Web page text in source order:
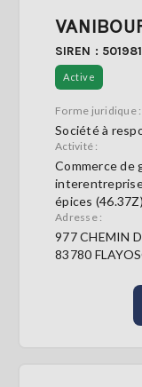
SIREN :
Active
Forme juridique :
Société à
Activité :
Commerce de
épices (46.37Z)
Adresse :
977 CHEMIN
83780